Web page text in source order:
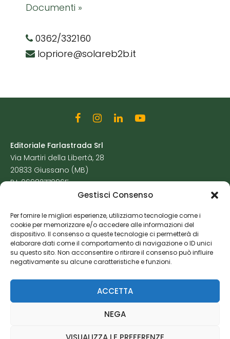
Gestisci Consenso
Per fornire le migliori esperienze, utilizziamo tecnologie come i
cookie per memorizzare e/o accedere alle informazioni del
dispositivo. Il consenso a queste tecnologie ci permetterà di
elaborare dati come il comportamento di navigazione o ID unici
su questo sito. Non acconsentire o ritirare il consenso può influire
negativamente su alcune caratteristiche e funzioni.
ACCETTA
NEGA
Documenti »
0362/332160
lopriore@solareb2b.it
Editoriale Farlastrada Srl
Via Martiri della Libertà, 28
20833 Giussano (MB)
P.I. 06982770965
Cookie Policy
Risorse Aggiuntive